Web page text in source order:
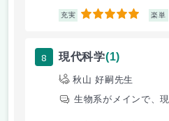
充実 5 楽単
8 現代科学(1)
秋山 好嗣先生